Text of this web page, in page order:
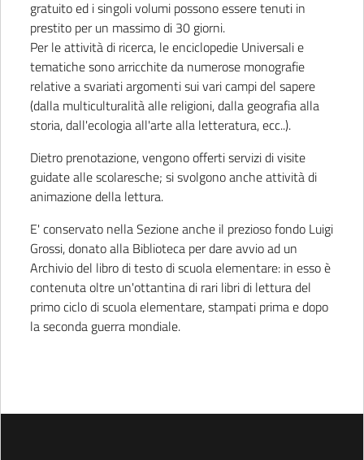
gratuito ed i singoli volumi possono essere tenuti in
prestito per un massimo di 30 giorni.
Per le attività di ricerca, le enciclopedie Universali e
tematiche sono arricchite da numerose monografie
relative a svariati argomenti sui vari campi del sapere
(dalla multiculturalità alle religioni, dalla geografia alla
storia, dall'ecologia all'arte alla letteratura, ecc..).
Dietro prenotazione, vengono offerti servizi di visite
guidate alle scolaresche; si svolgono anche attività di
animazione della lettura.
E' conservato nella Sezione anche il prezioso fondo Luigi
Grossi, donato alla Biblioteca per dare avvio ad un
Archivio del libro di testo di scuola elementare: in esso è
contenuta oltre un'ottantina di rari libri di lettura del
primo ciclo di scuola elementare, stampati prima e dopo
la seconda guerra mondiale.